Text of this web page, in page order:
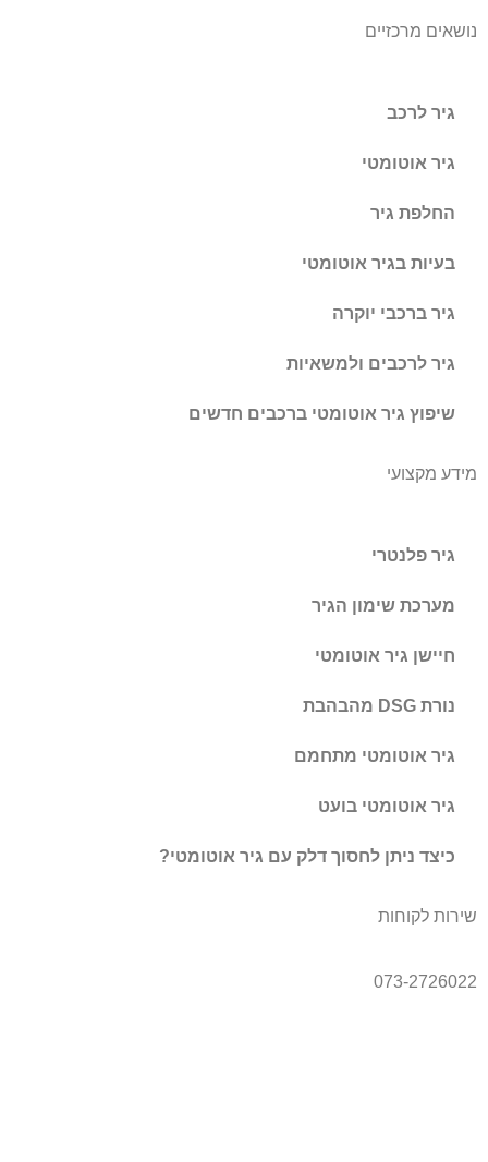
נושאים מרכזיים
גיר לרכב
גיר אוטומטי
החלפת גיר
בעיות בגיר אוטומטי
גיר ברכבי יוקרה
גיר לרכבים ולמשאיות
שיפוץ גיר אוטומטי ברכבים חדשים
מידע מקצועי
גיר פלנטרי
מערכת שימון הגיר
חיישן גיר אוטומטי
נורת DSG מהבהבת
גיר אוטומטי מתחמם
גיר אוטומטי בועט
כיצד ניתן לחסוך דלק עם גיר אוטומטי?
שירות לקוחות
073-2726022